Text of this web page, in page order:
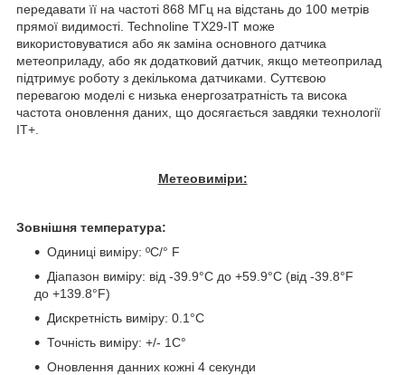
передавати її на частоті 868 МГц на відстань до 100 метрів
прямої видимості. Technoline TX29-IT може
використовуватися або як заміна основного датчика
метеоприладу, або як додатковий датчик, якщо метеоприлад
підтримує роботу з декількома датчиками. Суттєвою
перевагою моделі є низька енергозатратність та висока
частота оновлення даних, що досягається завдяки технології
IT+.
Метеовиміри:
Зовнішня температура:
Одиниці виміру: ºС/° F
Діапазон виміру: від -39.9°C до +59.9°C (від -39.8°F
до +139.8°F)
Дискретність виміру: 0.1°C
Точність виміру: +/- 1C°
Оновлення данних кожні 4 секунди